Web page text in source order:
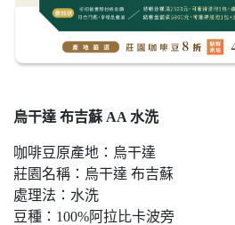
烏干達 布吉蘇 AA 水洗
咖啡豆原產地：烏干達
莊園名稱：烏干達 布吉蘇
處理法：水洗
豆種：100%阿拉比卡波旁